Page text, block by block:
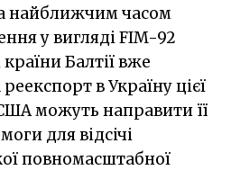
а найближчим часом
у вигляді FIM-92
Балтії вже
в Україну цієї
можуть направити її
для відсічі
повномасштабної